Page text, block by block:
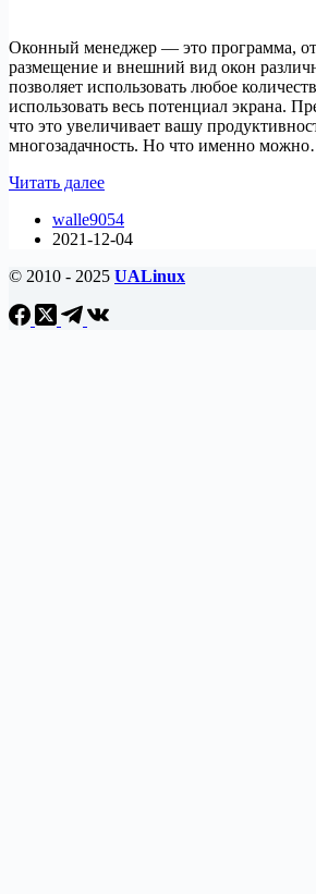
Оконный менеджер — это программа,
размещение и внешний вид окон
позволяет использовать любое
использовать весь потенциал экрана.
что это увеличивает вашу
многозадачность. Но что именно
Читать далее15
оконных
менеджеров
Linux
walle9054
2021-12-04
© 2010 - 2025 UALinux